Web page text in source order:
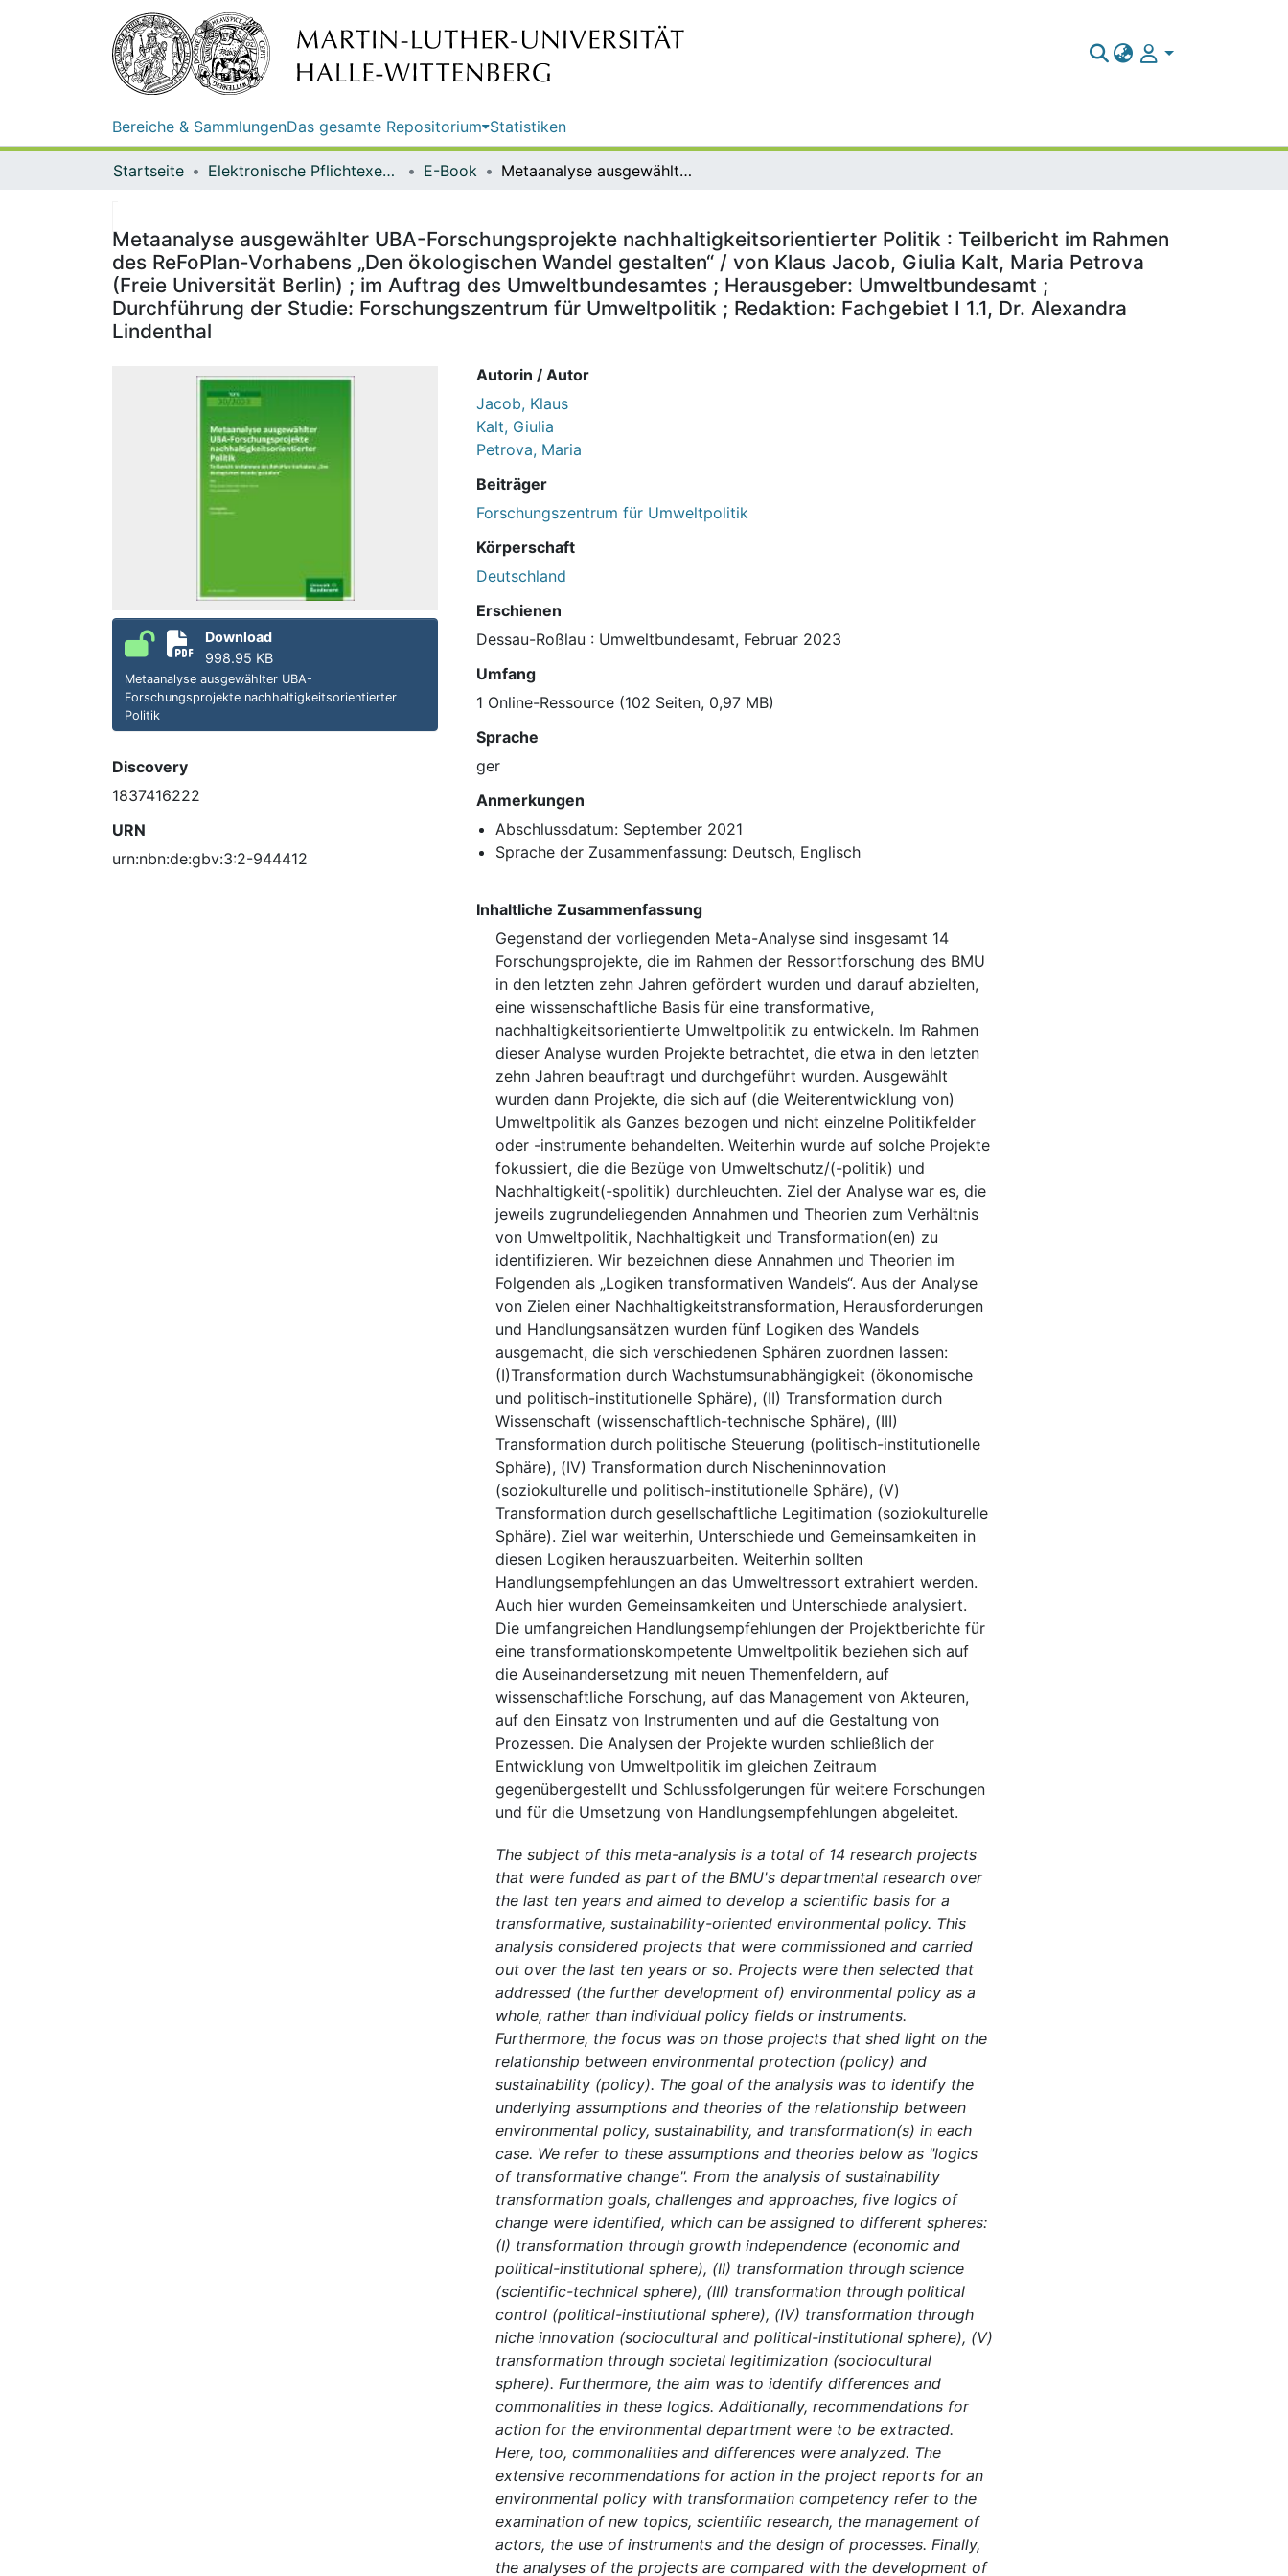
Bereiche & SammlungenDas gesamte Repositorium Statistiken
Startseite Elektronische Pflichtexemplare E-Book Metaanalyse ausgewählter UBA-Forschungsprojekte nachhaltigkeitsorientierter Politik : Teilbericht im Rahmen des ReFoPlan-Vorhabens „Den ökologischen Wandel gestalten“ / von Klaus Jacob, Giulia Kalt, Maria Petrova (Freie Universität Berlin) ; im Auftrag des Umweltbundesamtes ; Herausgeber: Umweltbundesamt ; Durchführung der Studie: Forschungszentrum für Umweltpolitik ; Redaktion: Fachgebiet I 1.1, Dr. Alexandra Lindenthal
Metaanalyse ausgewählter UBA-Forschungsprojekte nachhaltigkeitsorientierter Politik : Teilbericht im Rahmen
des ReFoPlan-Vorhabens „Den ökologischen Wandel gestalten“ / von Klaus Jacob, Giulia Kalt, Maria Petrova
(Freie Universität Berlin) ; im Auftrag des Umweltbundesamtes ; Herausgeber: Umweltbundesamt ;
Durchführung der Studie: Forschungszentrum für Umweltpolitik ; Redaktion: Fachgebiet I 1.1, Dr. Alexandra
Lindenthal
Download
998.95 KB
Metaanalyse ausgewählter UBA-
Forschungsprojekte nachhaltigkeitsorientierter
Politik
Discovery
1837416222
URN
urn:nbn:de:gbv:3:2-944412
Autorin / Autor
Jacob, Klaus
Kalt, Giulia
Petrova, Maria
Beiträger
Forschungszentrum für Umweltpolitik
Körperschaft
Deutschland
Erschienen
Dessau-Roßlau : Umweltbundesamt, Februar 2023
Umfang
1 Online-Ressource (102 Seiten, 0,97 MB)
Sprache
ger
Anmerkungen
Abschlussdatum: September 2021
Sprache der Zusammenfassung: Deutsch, Englisch
Inhaltliche Zusammenfassung
Gegenstand der vorliegenden Meta-Analyse sind insgesamt 14
Forschungsprojekte, die im Rahmen der Ressortforschung des BMU
in den letzten zehn Jahren gefördert wurden und darauf abzielten,
eine wissenschaftliche Basis für eine transformative,
nachhaltigkeitsorientierte Umweltpolitik zu entwickeln. Im Rahmen
dieser Analyse wurden Projekte betrachtet, die etwa in den letzten
zehn Jahren beauftragt und durchgeführt wurden. Ausgewählt
wurden dann Projekte, die sich auf (die Weiterentwicklung von)
Umweltpolitik als Ganzes bezogen und nicht einzelne Politikfelder
oder -instrumente behandelten. Weiterhin wurde auf solche Projekte
fokussiert, die die Bezüge von Umweltschutz/(-politik) und
Nachhaltigkeit(-spolitik) durchleuchten. Ziel der Analyse war es, die
jeweils zugrundeliegenden Annahmen und Theorien zum Verhältnis
von Umweltpolitik, Nachhaltigkeit und Transformation(en) zu
identifizieren. Wir bezeichnen diese Annahmen und Theorien im
Folgenden als „Logiken transformativen Wandels“. Aus der Analyse
von Zielen einer Nachhaltigkeitstransformation, Herausforderungen
und Handlungsansätzen wurden fünf Logiken des Wandels
ausgemacht, die sich verschiedenen Sphären zuordnen lassen:
(I)Transformation durch Wachstumsunabhängigkeit (ökonomische
und politisch-institutionelle Sphäre), (II) Transformation durch
Wissenschaft (wissenschaftlich-technische Sphäre), (III)
Transformation durch politische Steuerung (politisch-institutionelle
Sphäre), (IV) Transformation durch Nischeninnovation
(soziokulturelle und politisch-institutionelle Sphäre), (V)
Transformation durch gesellschaftliche Legitimation (soziokulturelle
Sphäre). Ziel war weiterhin, Unterschiede und Gemeinsamkeiten in
diesen Logiken herauszuarbeiten. Weiterhin sollten
Handlungsempfehlungen an das Umweltressort extrahiert werden.
Auch hier wurden Gemeinsamkeiten und Unterschiede analysiert.
Die umfangreichen Handlungsempfehlungen der Projektberichte für
eine transformationskompetente Umweltpolitik beziehen sich auf
die Auseinandersetzung mit neuen Themenfeldern, auf
wissenschaftliche Forschung, auf das Management von Akteuren,
auf den Einsatz von Instrumenten und auf die Gestaltung von
Prozessen. Die Analysen der Projekte wurden schließlich der
Entwicklung von Umweltpolitik im gleichen Zeitraum
gegenübergestellt und Schlussfolgerungen für weitere Forschungen
und für die Umsetzung von Handlungsempfehlungen abgeleitet.
The subject of this meta-analysis is a total of 14 research projects
that were funded as part of the BMU's departmental research over
the last ten years and aimed to develop a scientific basis for a
transformative, sustainability-oriented environmental policy. This
analysis considered projects that were commissioned and carried
out over the last ten years or so. Projects were then selected that
addressed (the further development of) environmental policy as a
whole, rather than individual policy fields or instruments.
Furthermore, the focus was on those projects that shed light on the
relationship between environmental protection (policy) and
sustainability (policy). The goal of the analysis was to identify the
underlying assumptions and theories of the relationship between
environmental policy, sustainability, and transformation(s) in each
case. We refer to these assumptions and theories below as "logics
of transformative change". From the analysis of sustainability
transformation goals, challenges and approaches, five logics of
change were identified, which can be assigned to different spheres:
(I) transformation through growth independence (economic and
political-institutional sphere), (II) transformation through science
(scientific-technical sphere), (III) transformation through political
control (political-institutional sphere), (IV) transformation through
niche innovation (sociocultural and political-institutional sphere), (V)
transformation through societal legitimization (sociocultural
sphere). Furthermore, the aim was to identify differences and
commonalities in these logics. Additionally, recommendations for
action for the environmental department were to be extracted.
Here, too, commonalities and differences were analyzed. The
extensive recommendations for action in the project reports for an
environmental policy with transformation competency refer to the
examination of new topics, scientific research, the management of
actors, the use of instruments and the design of processes. Finally,
the analyses of the projects are compared with the development of